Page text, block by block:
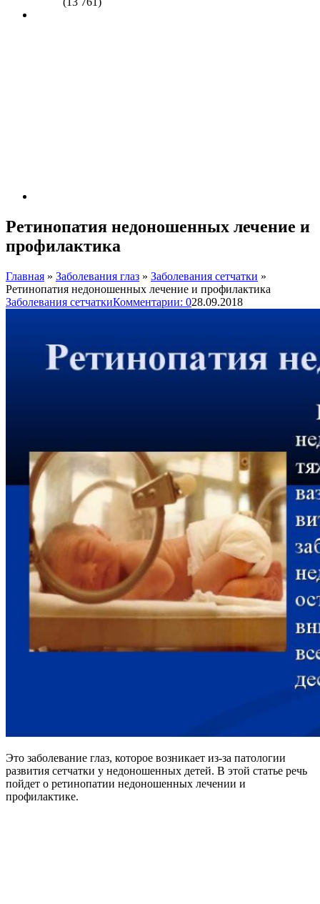
Ретинопатия недоношенных лечение и
профилактика
Главная » Заболевания глаз » Заболевания сетчатки »
Ретинопатия недоношенных лечение и профилактика
Заболевания сетчаткиКомментарии: 028.09.2018
Это заболевание глаз, которое возникает из-за патологии
развития сетчатки у недоношенных детей. В этой статье речь
пойдет о ретинопатии недоношенных лечении и
профилактике.